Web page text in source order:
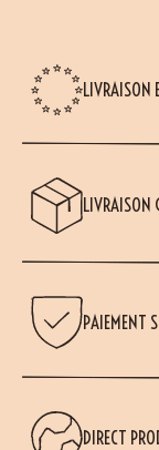
LIVRAISON
LIVRAISON
PAIEMENT
DIRECT